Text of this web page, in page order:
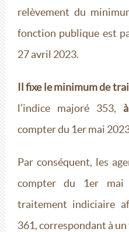
relèvement du
fonction publique est
27 avril 2023.
Il fixe le minimum de
l’indice majoré 353,
compter du 1er mai
Par conséquent, les
compter du 1er
traitement indiciaire
361, correspondant à